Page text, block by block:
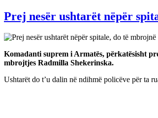
Prej nesër ushtarët nëpër
Komadanti suprem i Armatës, përkatësisht
mbrojtjes Radmilla Shekerinska.
Ushtarët do t’u dalin në ndihmë policëve për ta